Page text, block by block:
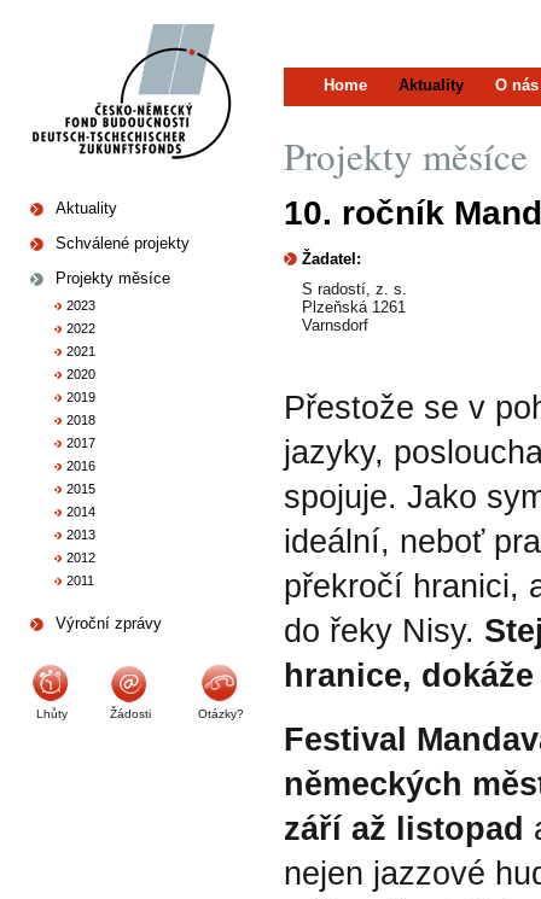
Home Aktuality O nás
Aktuality
Schválené projekty
Projekty měsíce
2023
2022
2021
2020
2019
2018
2017
2016
2015
2014
2013
2012
2011
Výroční zprávy
Lhůty Žádosti Otázky?
Projekty měsíce
10. ročník
Žadatel:
S radostí, z. s.
Plzeňská 1261
Varnsdorf
Přestože se v
jazyky,
spojuje. Jako
ideální, neboť
překročí hranici,
do řeky Nisy.
hranice,
Festival
německých
září až listopad
nejen jazzové